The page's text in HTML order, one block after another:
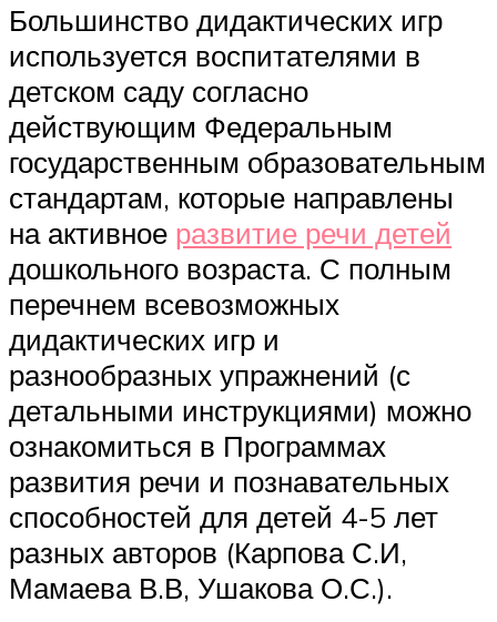
Большинство дидактических игр
используется воспитателями в
детском саду согласно
действующим Федеральным
государственным образовательным
стандартам, которые направлены
на активное развитие речи детей
дошкольного возраста. С полным
перечнем всевозможных
дидактических игр и
разнообразных упражнений (с
детальными инструкциями) можно
ознакомиться в Программах
развития речи и познавательных
способностей для детей 4-5 лет
разных авторов (Карпова С.И,
Мамаева В.В, Ушакова О.С.).